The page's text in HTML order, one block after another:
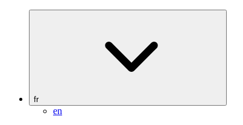
fr
en